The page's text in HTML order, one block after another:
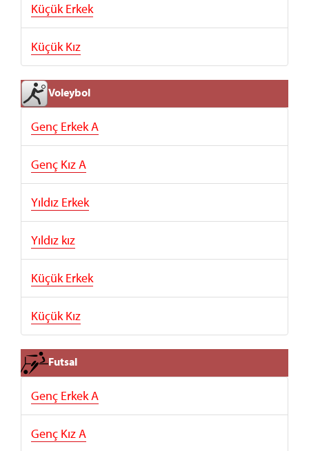
Küçük Erkek
Küçük Kız
Voleybol
Genç Erkek A
Genç Kız A
Yıldız Erkek
Yıldız kız
Küçük Erkek
Küçük Kız
Futsal
Genç Erkek A
Genç Kız A